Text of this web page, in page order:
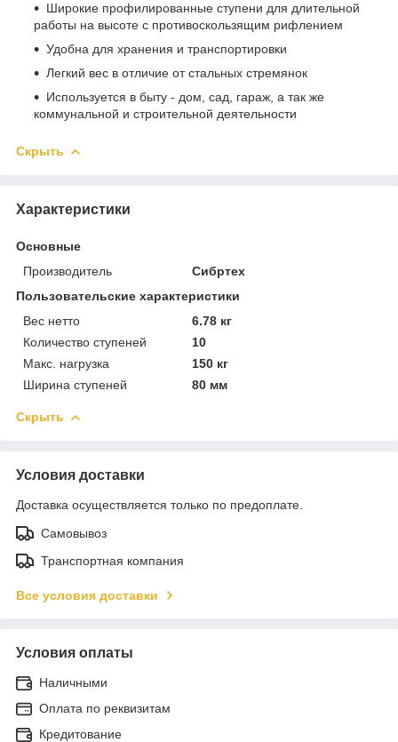
Широкие профилированные ступени для длительной
работы на высоте с противоскользящим рифлением
Удобна для хранения и транспортировки
Легкий вес в отличие от стальных стремянок
Используется в быту - дом, сад, гараж, а так же
коммунальной и строительной деятельности
Скрыть
Характеристики
Основные
Производитель
Сибртех
Пользовательские характеристики
Вес нетто
6.78 кг
Количество ступеней
10
Макс. нагрузка
150 кг
Ширина ступеней
80 мм
Скрыть
Условия доставки
Доставка осуществляется только по предоплате.
Самовывоз
Транспортная компания
Все условия доставки
Условия оплаты
Наличными
Оплата по реквизитам
Кредитование